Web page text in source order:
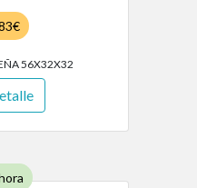
56X32X32